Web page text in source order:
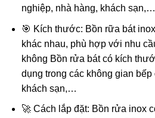
nghiệp, nhà hàng, khách sạn,…
🎯 Kích thước: Bồn rữa bát
khác nhau, phù hợp với nhu
không Bồn rửa bát có kích
dụng trong các không gian
khách sạn,…
🚀 Cách lắp đặt: Bồn rửa inox